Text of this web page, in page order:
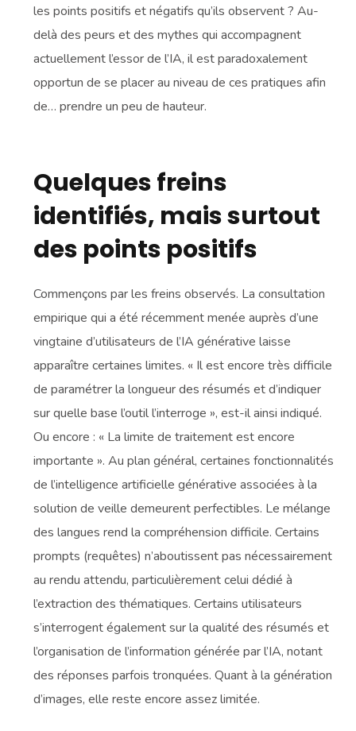
les points positifs et négatifs qu’ils observent ? Au-
delà des peurs et des mythes qui accompagnent
actuellement l’essor de l’IA, il est paradoxalement
opportun de se placer au niveau de ces pratiques afin
de… prendre un peu de hauteur.
Quelques freins
identifiés, mais surtout
des points positifs
Commençons par les freins observés. La consultation
empirique qui a été récemment menée auprès d’une
vingtaine d’utilisateurs de l’IA générative laisse
apparaître certaines limites. « Il est encore très difficile
de paramétrer la longueur des résumés et d’indiquer
sur quelle base l’outil l’interroge », est-il ainsi indiqué.
Ou encore : « La limite de traitement est encore
importante ». Au plan général, certaines fonctionnalités
de l’intelligence artificielle générative associées à la
solution de veille demeurent perfectibles. Le mélange
des langues rend la compréhension difficile. Certains
prompts (requêtes) n’aboutissent pas nécessairement
au rendu attendu, particulièrement celui dédié à
l’extraction des thématiques. Certains utilisateurs
s’interrogent également sur la qualité des résumés et
l’organisation de l’information générée par l’IA, notant
des réponses parfois tronquées. Quant à la génération
d’images, elle reste encore assez limitée.